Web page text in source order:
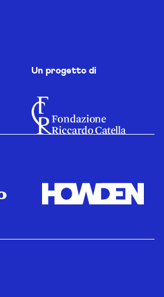
Un progetto di